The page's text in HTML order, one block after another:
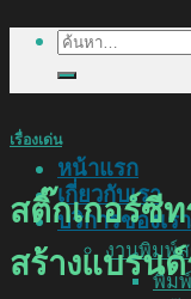
หน้าแรก
เกี่ยวกับเรา
บริการของเรา
งานพิมพ์
พิม
ค้นหา:
เรื่องเด่น
สติ๊กเกอร์ซี
สร้างแบรน